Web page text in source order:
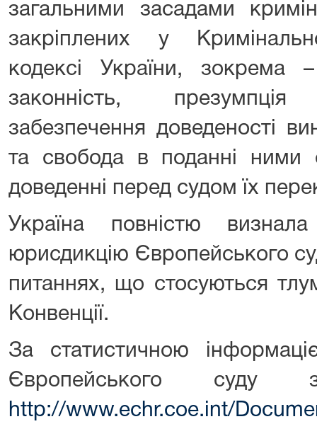
загальними засадами
закріплених у
кодексі України, зокрема
законність,
забезпечення доведеності
та свобода в поданні ними
доведенні перед судом їх
Україна повністю
юрисдикцію Європейського
питаннях, що стосуються
Конвенції.
За статистичною
Європейського
http://www.echr.coe.int/